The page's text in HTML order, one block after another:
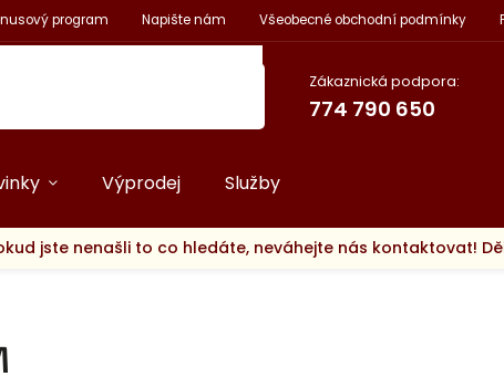
program Napište nám Všeobecné obchodní podmínky
Zákaznická podpora:
774 790 650
Výprodej Služby
jste nenašli to co hledáte, neváhejte nás kontaktovat!